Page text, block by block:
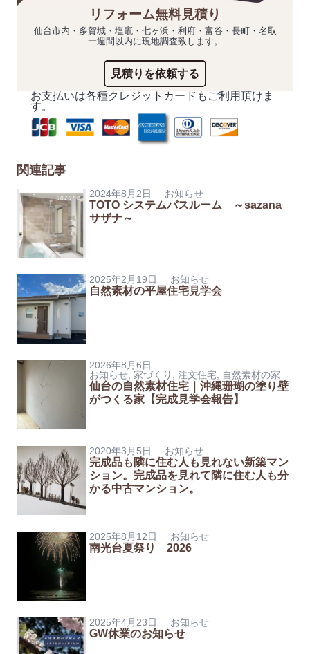
リフォーム無料見積り
仙台市内・多賀城・塩竈・七ヶ浜・利府・富谷・長町・名取
一週間以内に現地調査致します。
見積りを依頼する
お支払いは各種クレジットカードもご利用頂けま
す。
関連記事
2024年8月2日 お知らせ
TOTO システムバスルーム ～sazana
サザナ～
2025年2月19日 お知らせ
自然素材の平屋住宅見学会
2026年8月6日
お知らせ 家づくり 注文住宅 自然素材の家
仙台の自然素材住宅｜沖縄珊瑚の塗り壁
がつくる家【完成見学会報告】
2020年3月5日 お知らせ
完成品も隣に住む人も見れない新築マン
ション。完成品を見れて隣に住む人も分
かる中古マンション。
2025年8月12日 お知らせ
南光台夏祭り 2026
2025年4月23日 お知らせ
GW休業のお知らせ